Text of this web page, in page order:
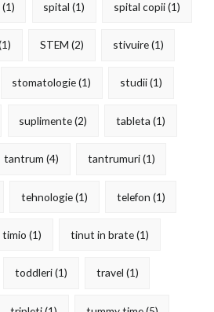
(1) spital (1) spital copii(1)
STEM (2) stivuire(1)
stomatologie(1) studii(1)
suplimente(2) tableta (1)
tantrum (4) tantrumuri(1)
tehnologie(1) telefon (1)
timio (1) tinut in brate(1)
toddleri(1) travel (1)